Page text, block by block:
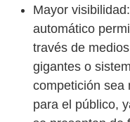
Mayor
automático
través de
gigantes o
competición sea
para el público,